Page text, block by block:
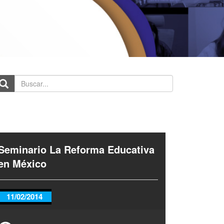
La Reforma Educativa
México
11/02/2014